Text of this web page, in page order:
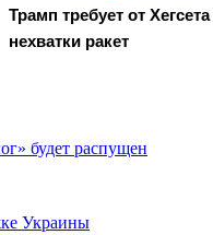
Трамп требует от
нехватки ракет
будет распущен
Украины